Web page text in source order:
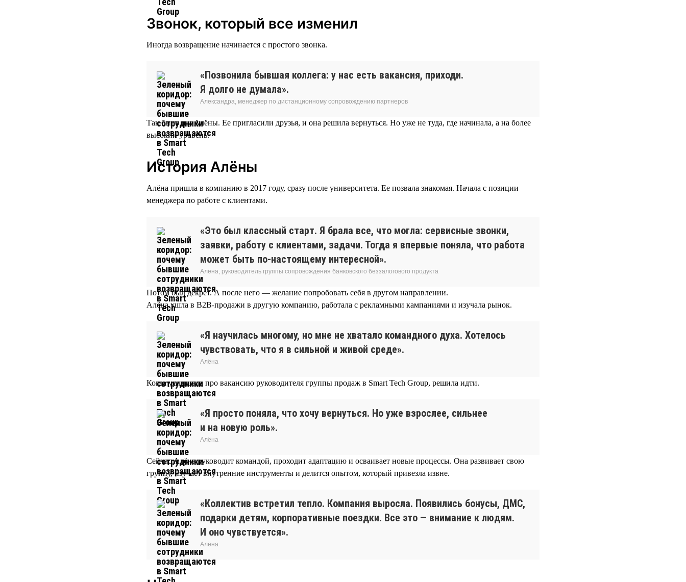
Звонок, который все изменил
Иногда возвращение начинается с простого звонка.
«Позвонила бывшая коллега: у нас есть вакансия, приходи.
Я долго не думала».
Александра, менеджер по дистанционному сопровождению партнеров
Так было и у Алёны. Ее пригласили друзья, и она решила вернуться. Но уже не туда, где начинала, а на более
высокий уровень.
История Алёны
Алёна пришла в компанию в 2017 году, сразу после университета. Ее позвала знакомая. Начала с позиции
менеджера по работе с клиентами.
«Это был классный старт. Я брала все, что могла: сервисные звонки,
заявки, работу с клиентами, задачи. Тогда я впервые поняла, что работа
может быть по-настоящему интересной».
Алёна, руководитель группы сопровождения банковского беззалогового продукта
Потом был декрет. А после него — желание попробовать себя в другом направлении.
Алёна ушла в B2B-продажи в другую компанию, работала с рекламными кампаниями и изучала рынок.
«Я научилась многому, но мне не хватало командного духа. Хотелось
чувствовать, что я в сильной и живой среде».
Алёна
Когда услышала про вакансию руководителя группы продаж в Smart Tech Group, решила идти.
«Я просто поняла, что хочу вернуться. Но уже взрослее, сильнее
и на новую роль».
Алёна
Сейчас Алёна руководит командой, проходит адаптацию и осваивает новые процессы. Она развивает свою
группу, изучает внутренние инструменты и делится опытом, который привезла извне.
«Коллектив встретил тепло. Компания выросла. Появились бонусы, ДМС,
подарки детям, корпоративные поездки. Все это — внимание к людям.
И оно чувствуется».
Алёна